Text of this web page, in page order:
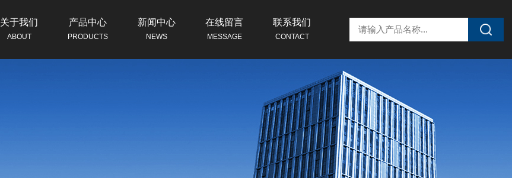
关于我们
ABOUT
产品中心
PRODUCTS
新闻中心
NEWS
在线留言
MESSAGE
联系我们
CONTACT